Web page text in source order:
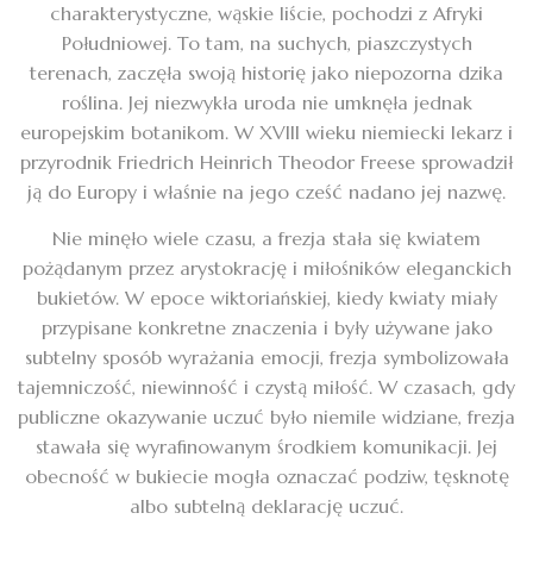
charakterystyczne, wąskie liście, pochodzi z Afryki
Południowej. To tam, na suchych, piaszczystych
terenach, zaczęła swoją historię jako niepozorna dzika
roślina. Jej niezwykła uroda nie umknęła jednak
europejskim botanikom. W XVIII wieku niemiecki lekarz i
przyrodnik Friedrich Heinrich Theodor Freese sprowadził
ją do Europy i właśnie na jego cześć nadano jej nazwę.
Nie minęło wiele czasu, a frezja stała się kwiatem
pożądanym przez arystokrację i miłośników eleganckich
bukietów. W epoce wiktoriańskiej, kiedy kwiaty miały
przypisane konkretne znaczenia i były używane jako
subtelny sposób wyrażania emocji, frezja symbolizowała
tajemniczość, niewinność i czystą miłość. W czasach, gdy
publiczne okazywanie uczuć było niemile widziane, frezja
stawała się wyrafinowanym środkiem komunikacji. Jej
obecność w bukiecie mogła oznaczać podziw, tęsknotę
albo subtelną deklarację uczuć.